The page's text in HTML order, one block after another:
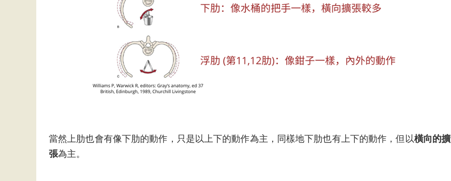
當然上肋也會有像下肋的動作，只是以上下的動作為主，同樣地下肋也有上下的動作，但以橫向的擴
張為主。